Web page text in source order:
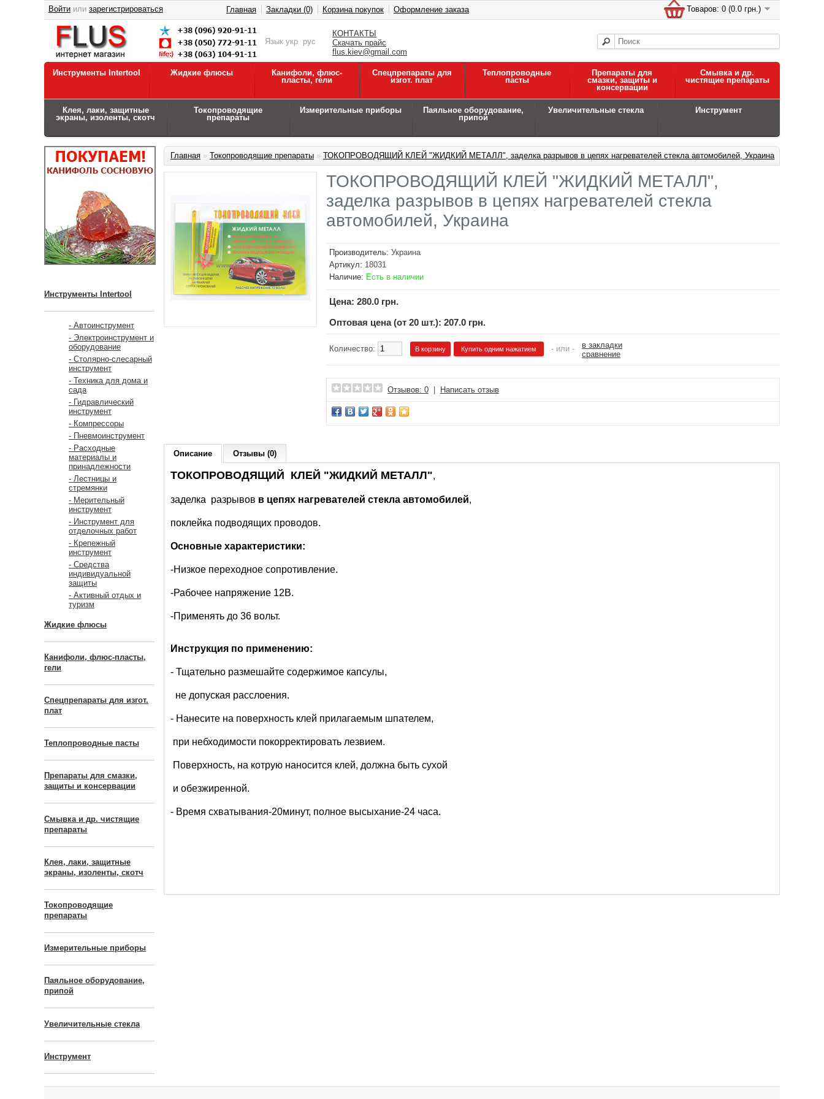
КОНТАКТЫ
Скачать прайс
flus.kiev@gmail.com
Язык укр рус
Товаров: 0 (0.0 грн.)
Войти или зарегистрироваться Главная Закладки (0) Корзина покупок Оформление заказа
Инструменты Intertool Жидкие флюсы
Канифоли, флюс-
пласты, гели
Спецпрепараты для
изгот. плат
Теплопроводные
пасты
Препараты для
смазки, защиты и
консервации
Смывка и др.
чистящие препараты
Клея, лаки, защитные
экраны, изоленты, скотч
Токопроводящие
препараты
Измерительные приборы
Паяльное оборудование,
припой
Увеличительные стекла Инструмент
Инструменты Intertool
- Автоинструмент
- Электроинструмент и
оборудование
- Столярно-слесарный
инструмент
- Техника для дома и
сада
- Гидравлический
инструмент
- Компрессоры
- Пневмоинструмент
- Расходные
материалы и
принадлежности
- Лестницы и
стремянки
- Мерительный
инструмент
- Инструмент для
отделочных работ
- Крепежный
инструмент
- Средства
индивидуальной
защиты
- Активный отдых и
туризм
Жидкие флюсы
Канифоли, флюс-пласты,
гели
Спецпрепараты для изгот.
плат
Теплопроводные пасты
Препараты для смазки,
защиты и консервации
Смывка и др. чистящие
препараты
Клея, лаки, защитные
экраны, изоленты, скотч
Токопроводящие
препараты
Измерительные приборы
Паяльное оборудование,
припой
Увеличительные стекла
Инструмент
Главная » Токопроводящие препараты » ТОКОПРОВОДЯЩИЙ КЛЕЙ "ЖИДКИЙ МЕТАЛЛ", заделка разрывов в цепях нагревателей стекла автомобилей, Украина
ТОКОПРОВОДЯЩИЙ КЛЕЙ "ЖИДКИЙ МЕТАЛЛ",
заделка разрывов в цепях нагревателей стекла
автомобилей, Украина
Производитель: Украина
Артикул: 18031
Наличие: Есть в наличии
Цена: 280.0 грн.
Оптовая цена (от 20 шт.): 207.0 грн.
Количество: Купить одним нажатием - или -
в закладки
сравнение
Отзывов: 0 Написать отзыв
Описание Отзывы (0)
ТОКОПРОВОДЯЩИЙ КЛЕЙ "ЖИДКИЙ МЕТАЛЛ",
заделка разрывов в цепях нагревателей стекла автомобилей,
поклейка подводящих проводов.
Основные характеристики:
-Низкое переходное сопротивление.
-Рабочее напряжение 12В.
-Применять до 36 вольт.
Инструкция по применению:
- Тщательно размешайте содержимое капсулы,
не допуская расслоения.
- Нанесите на поверхность клей прилагаемым шпателем,
при небходимости покорректировать лезвием.
Поверхность, на котрую наносится клей, должна быть сухой
и обезжиренной.
- Время схватывания-20минут, полное высыхание-24 часа.